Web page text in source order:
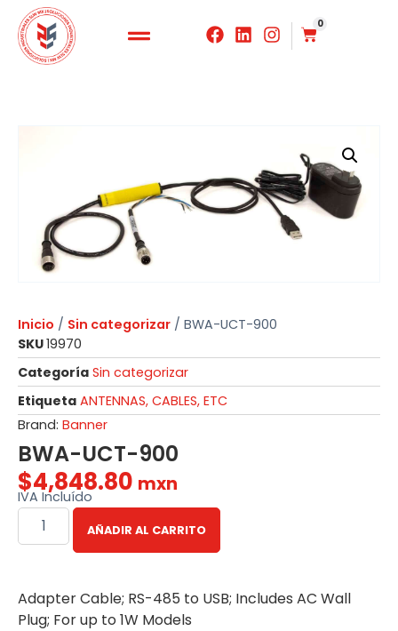
0
Inicio / Sin categorizar / BWA-UCT-900
SKU19970
Categoría Sin categorizar
Etiqueta ANTENNAS, CABLES, ETC
Brand: Banner
BWA-UCT-900
$4,848.80 mxn
IVA Incluído
AÑADIR AL CARRITO
Adapter Cable; RS-485 to USB; Includes AC Wall
Plug; For up to 1W Models